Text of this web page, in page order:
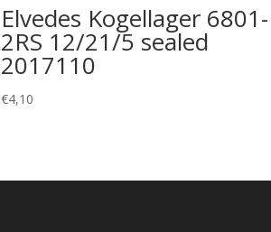
Elvedes Kogellager 6801-
2RS 12/21/5 sealed
2017110
€4,10